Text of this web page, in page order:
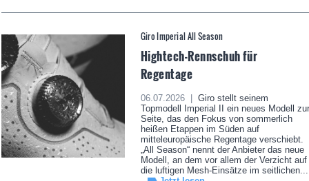
Giro Imperial All Season
Hightech-Rennschuh für
Regentage
06.07.2026 |
Giro stellt seinem
Topmodell Imperial II ein neues Modell zur
Seite, das den Fokus von sommerlich
heißen Etappen im Süden auf
mitteleuropäische Regentage verschiebt.
„All Season“ nennt der Anbieter das neue
Modell, an dem vor allem der Verzicht auf
die luftigen Mesh-Einsätze im seitlichen...